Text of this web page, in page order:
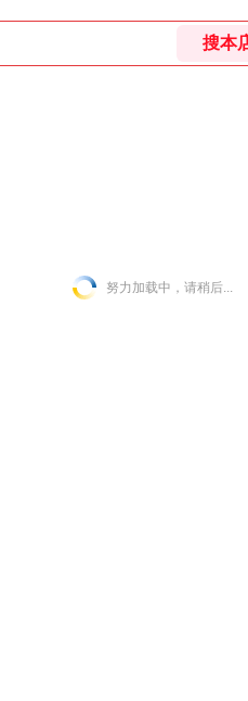
努力加载中，请稍后...